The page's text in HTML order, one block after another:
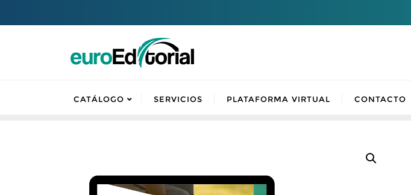
CATÁLOGO SERVICIOS PLATAFORMA VIRTUAL CONTACTO